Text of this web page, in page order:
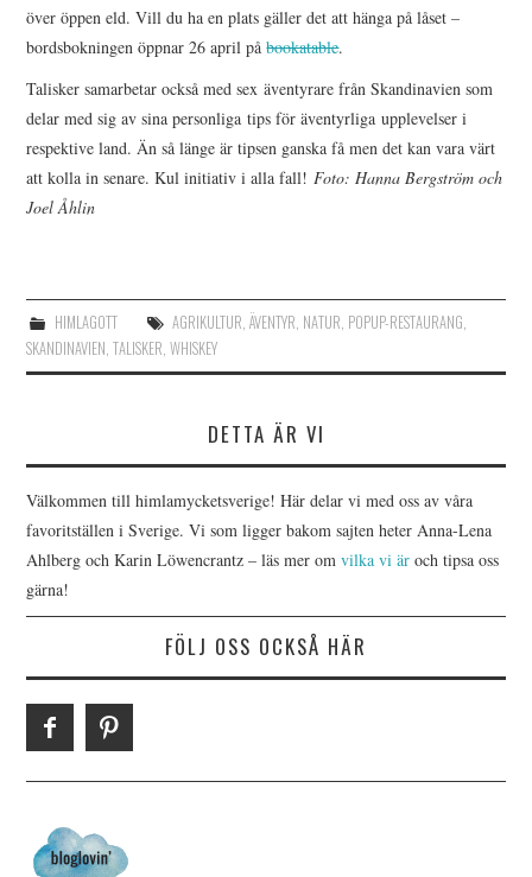
över öppen eld. Vill du ha en plats gäller det att hänga på låset –
bordsbokningen öppnar 26 april påbookatable.
Talisker samarbetar också med sex äventyrare från Skandinavien som
delar med sig av sina personliga tips för äventyrliga upplevelser i
respektive land. Än så länge är tipsen ganska få men det kan vara värt
att kolla in senare. Kul initiativ i alla fall!Foto: Hanna Bergström och
Joel Åhlin
HIMLAGOTT AGRIKULTUR, ÄVENTYR, NATUR, POPUP-RESTAURANG,
SKANDINAVIEN,TALISKER,WHISKEY
DETTA ÄR VI
Välkommen till himlamycketsverige! Här delar vi med oss av våra
favoritställen i Sverige. Vi som ligger bakom sajten heter Anna-Lena
Ahlberg och Karin Löwencrantz – läs mer omvilka vi är och tipsa oss
gärna!
FÖLJ OSS OCKSÅ HÄR